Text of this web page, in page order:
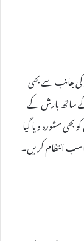
کی جانب سے بھی
ساتھ بارش کے
مشورہ دیا گیا
انتظام کریں۔